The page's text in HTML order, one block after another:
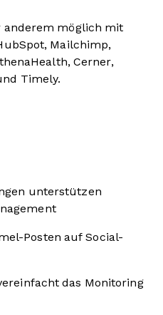
anderem möglich mit
Mailchimp,
Cerner,
Timely.
unterstützen
Posten auf Social-
das Monitoring